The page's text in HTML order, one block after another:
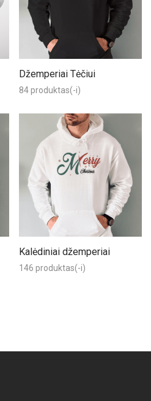
Džemperiai Tėčiui
84 produktas(-i)
Kalėdiniai džemperiai
146 produktas(-i)